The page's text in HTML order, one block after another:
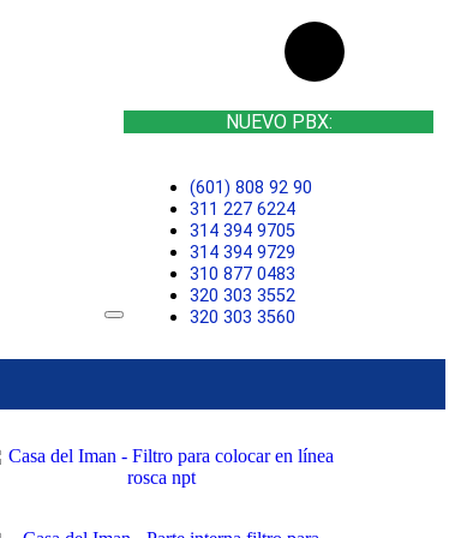
NUEVO PBX:
(601) 808 92 90
311 227 6224
314 394 9705
314 394 9729
310 877 0483
320 303 3552
320 303 3560